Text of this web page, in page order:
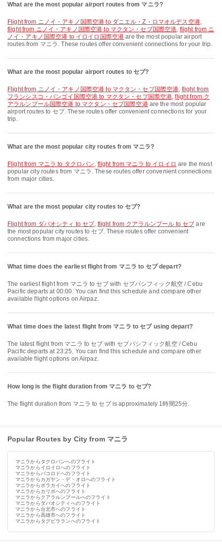
What are the most popular airport routes from マニラ?
flight from ニノイ・アキノ国際空港 to ダニエル・Z・ロマオルデス空港,
flight from ニノイ・アキノ国際空港 to マクタン・セブ国際空港, flight from ニ
ノイ・アキノ国際空港 to イロイロ国際空港 are the most popular airport
routes from マニラ. These routes offer convenient connections for your trip.
What are the most popular airport routes to セブ?
flight from ニノイ・アキノ国際空港 to マクタン・セブ国際空港, flight from
フランシスコ・バンゴイ国際空港 to マクタン・セブ国際空港,flight from ク
アラルンプール国際空港 to マクタン・セブ国際空港are the most popular
airport routes to セブ. These routes offer convenient connections for your
trip.
What are the most popular city routes from マニラ?
flight from マニラ to タクロバン, flight from マニラ to イロイロ are the most
popular city routes from マニラ. These routes offer convenient connections
from major cities.
What are the most popular city routes to セブ?
flight from ダバオシティ to セブ, flight from クアラルンプール to セブ are
the most popular city routes to セブ. These routes offer convenient
connections from major cities.
What time does the earliest flight from マニラ to セブ depart?
The earliest flight from マニラ to セブ with セブパシフィック航空 / Cebu
Pacific departs at 00:00. You can find this schedule and compare other
available flight options on Airpaz.
What time does the latest flight from マニラ to セブ using depart?
The latest flight from マニラ to セブ with セブパシフィック航空 / Cebu
Pacific departs at 23:25. You can find this schedule and compare other
available flight options on Airpaz.
How long is the flight duration from マニラ to セブ?
The flight duration from マニラ to セブ is approximately 1時間25分.
Popular Routes by City from マニラ
マニラからタクロバンへのフライト
マニラからイロイロへのフライト
マニラからバコロドへのフライト
マニラからカガヤン・デ・オロへのフライト
マニラからボラカイへのフライト
マニラからカリボへのフライト
マニラからクアラルンプールへのフライト
マニラからダバオシティへのフライト
マニラから台北市へのフライト
マニラから高雄市へのフライト
マニラからタグビラランへのフライト